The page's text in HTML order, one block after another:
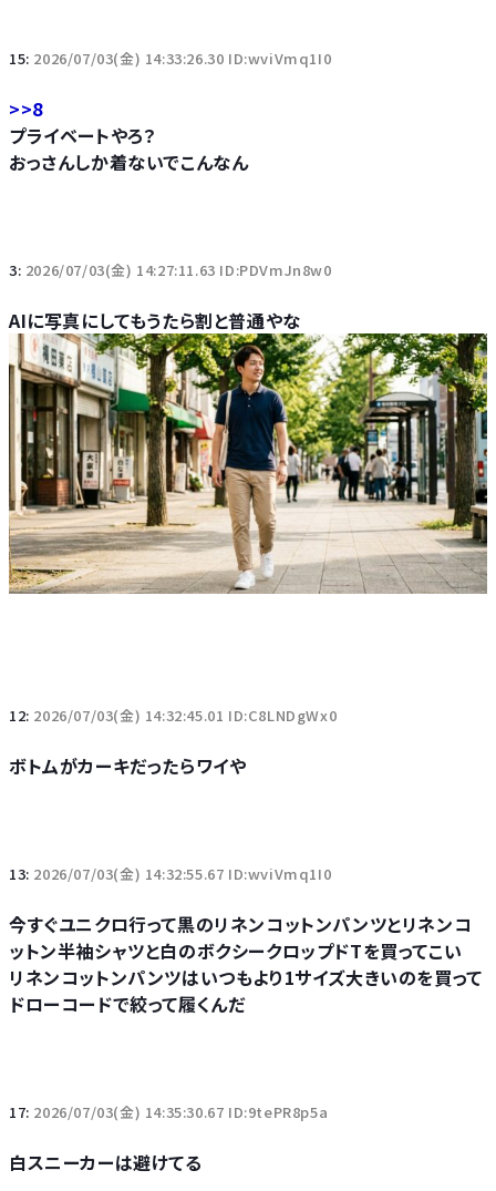
15: 2026/07/03(金) 14:33:26.30 ID:wviVmq1I0
>>8
プライベートやろ？
おっさんしか着ないでこんなん
3: 2026/07/03(金) 14:27:11.63 ID:PDVmJn8w0
AIに写真にしてもうたら割と普通やな
12: 2026/07/03(金) 14:32:45.01 ID:C8LNDgWx0
ボトムがカーキだったらワイや
13: 2026/07/03(金) 14:32:55.67 ID:wviVmq1I0
今すぐユニクロ行って黒のリネンコットンパンツとリネンコ
ットン半袖シャツと白のボクシークロップドTを買ってこい
リネンコットンパンツはいつもより1サイズ大きいのを買って
ドローコードで絞って履くんだ
17: 2026/07/03(金) 14:35:30.67 ID:9tePR8p5a
白スニーカーは避けてる